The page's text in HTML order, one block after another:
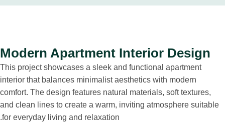
Modern Apartment Interior Design
This project showcases a sleek and functional apartment
interior that balances minimalist aesthetics with modern
comfort. The design features natural materials, soft textures,
and clean lines to create a warm, inviting atmosphere suitable
for everyday living and relaxation.